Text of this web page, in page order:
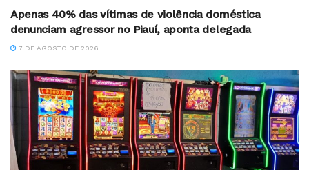
Apenas 40% das vítimas de violência doméstica
denunciam agressor no Piauí, aponta delegada
7 DE AGOSTO DE 2026